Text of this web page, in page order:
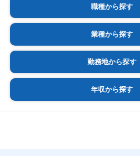
職種から探す
業種から探す
勤務地から探す
年収から探す